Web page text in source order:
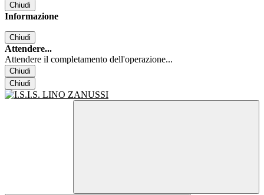
Chiudi
Informazione
Chiudi
Attendere...
Attendere il completamento dell'operazione...
Chiudi
Chiudi